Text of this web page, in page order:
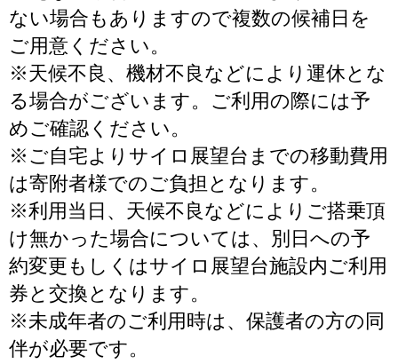
ない場合もありますので複数の候補日を
ご用意ください。
※天候不良、機材不良などにより運休とな
る場合がございます。ご利用の際には予
めご確認ください。
※ご自宅よりサイロ展望台までの移動費用
は寄附者様でのご負担となります。
※利用当日、天候不良などによりご搭乗頂
け無かった場合については、別日への予
約変更もしくはサイロ展望台施設内ご利用
券と交換となります。
※未成年者のご利用時は、保護者の方の同
伴が必要です。